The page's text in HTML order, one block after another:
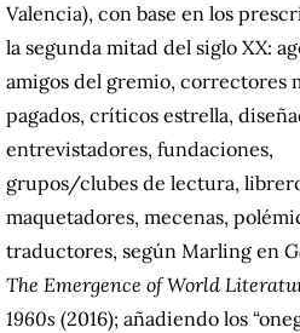
Valencia), con base en los
la segunda mitad del siglo XX:
amigos del gremio, correctores
pagados, críticos estrella,
entrevistadores, fundaciones,
grupos/clubes de lectura,
maquetadores, mecenas,
traductores, según Marling en
The Emergence of World
1960s (2016); añadiendo los